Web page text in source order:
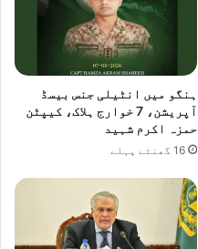
ہنگو میں انٹیلی جنس بیسڈ
آپریشن، 7 خوارج ہلاک، کیپٹن
حمزہ اکرم شہید
16 گھنٹے پہلے